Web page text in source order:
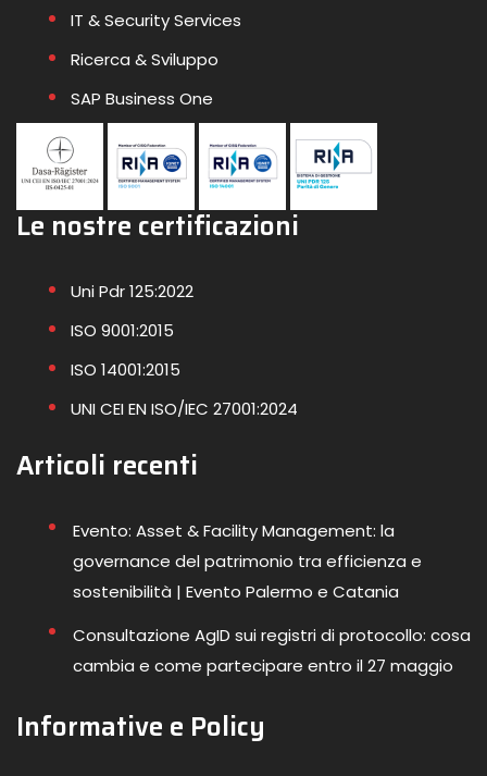
IT & Security Services
Ricerca & Sviluppo
SAP Business One
Le nostre certificazioni
Uni Pdr 125:2022
ISO 9001:2015
ISO 14001:2015
UNI CEI EN ISO/IEC 27001:2024
Articoli recenti
Evento: Asset & Facility Management: la
governance del patrimonio tra efficienza e
sostenibilità | Evento Palermo e Catania
Consultazione AgID sui registri di protocollo: cosa
cambia e come partecipare entro il 27 maggio
Informative e Policy